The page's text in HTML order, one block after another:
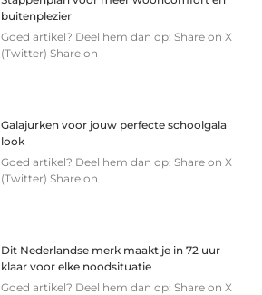
buitenplezier
Goed artikel? Deel hem dan op: Share on X
(Twitter) Share on
Galajurken voor jouw perfecte schoolgala
look
Goed artikel? Deel hem dan op: Share on X
(Twitter) Share on
Dit Nederlandse merk maakt je in 72 uur
klaar voor elke noodsituatie
Goed artikel? Deel hem dan op: Share on X